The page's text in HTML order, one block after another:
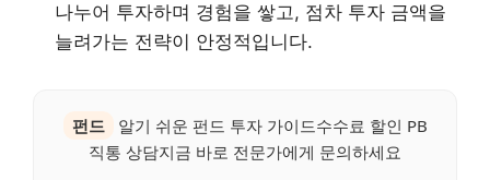
나누어 투자하며 경험을 쌓고, 점차 투자 금액을
늘려가는 전략이 안정적입니다.
펀드
알기 쉬운 펀드 투자 가이드수수료 할인 PB
직통 상담지금 바로 전문가에게 문의하세요